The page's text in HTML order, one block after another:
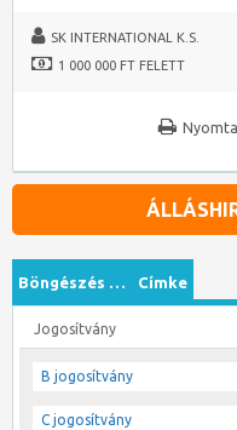
SK INTERNATIONAL K.S.
1 000 000 FT FELETT
Böngészés … Címke
Jogosítvány
B jogosítvány
C jogosítvány